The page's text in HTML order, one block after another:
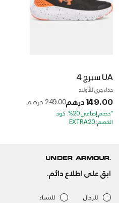
UA سيرج 4
حذاء جري للأولاد
149.00 درهم Price reduced from
249.00 درهم to
*خصم إضافي 20%. كود
الخصم: EXTRA20
ابق على اطلاع دائم.
للرجال للنساء